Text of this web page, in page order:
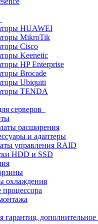
HUAWEI
MikroTik
Cisco
Keenetic
HP Enterprise
Brocade
Ubiquiti
TENDA
серверов
расширения
и адаптеры
управления RAID
HDD и SSD
охлаждения
гарантия,